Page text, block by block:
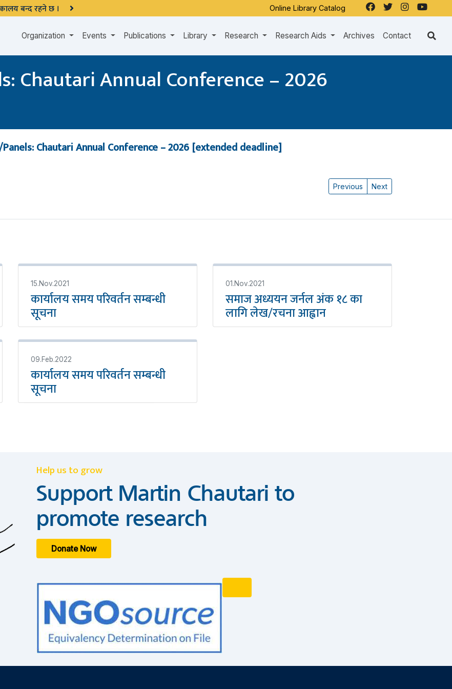
बन्द रहने छ । Online Library Catalog
Organization Events Publications Library Research Research Aids Archives Contact
Chautari Annual Conference – 2026
Chautari Annual Conference – 2026 [extended deadline]
Previous Next
15.Nov.2021
कार्यालय समय परिवर्तन सम्बन्धी
सूचना
01.Nov.2021
समाज अध्ययन जर्नल अंक १८ का
लागि लेख/रचना आह्वान
09.Feb.2022
कार्यालय समय परिवर्तन सम्बन्धी
सूचना
Help us to grow
Support Martin Chautari to
promote research
Donate Now